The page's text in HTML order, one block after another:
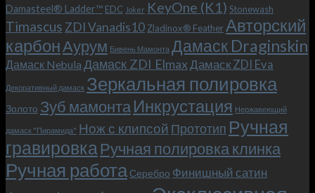
клипсой!
Max),
или
как
мы
прикоснулись
к
фильма.
Damasteel® Ladder™ EDC Joker KeyOne (K1) Stonewash
Timascus ZDI Vanadis10 Zladinox® FeatherАвторский
карбонАурум Бивень Мамонта Дамаск Draginskin
Дамаск Nebula Дамаск ZDI ElmaxДамаск ZDI Eva
Декоративный дамаск Зеркальная полировка
Золото Зуб мамонтаИнкрустация Нержавеющий
дамаск "Пирамида" Нож с клипсой Прототип Ручная
гравировкаРучная полировка клинка
Ручная работа Серебро Финишный сатин